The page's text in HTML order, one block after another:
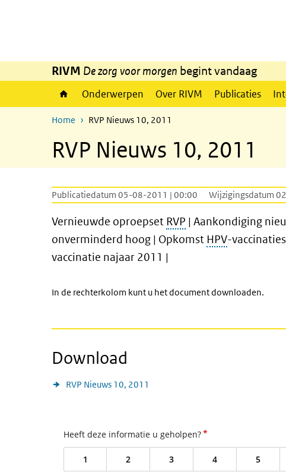
RIVM De zorg voor morgen begint vandaag
Onderwerpen Over RIVM Publicaties
Home RVP Nieuws 10, 2011
RVP Nieuws 10, 2011
Publicatiedatum 05-08-2011 | 00:00 Wijzigingsdatum
Vernieuwde oproepset RVP | Aankondiging
onverminderd hoog | Opkomst HPV-
vaccinatie najaar 2011 |
In de rechterkolom kunt u het document downloaden.
Download
RVP Nieuws 10, 2011
Heeft deze informatie u geholpen?*
1 2 3 4 5